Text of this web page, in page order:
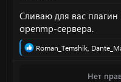
н
и
я
Сливаю для вас плагин
openmp-сервера.
Р
Roman_Temshik,
Нет